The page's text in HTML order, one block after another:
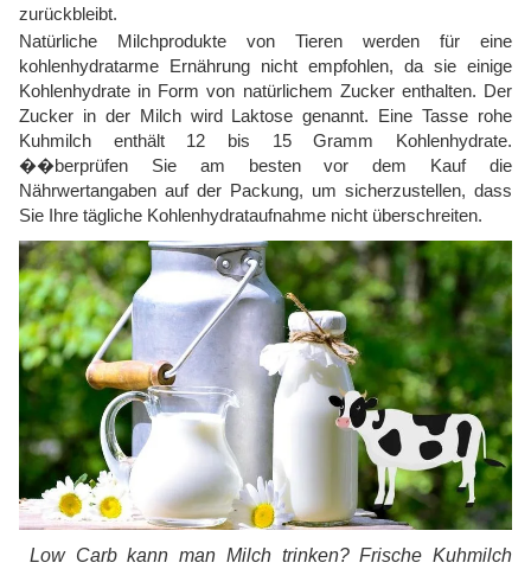
zurückbleibt.
Natürliche Milchprodukte von Tieren werden für eine
kohlenhydratarme Ernährung nicht empfohlen, da sie einige
Kohlenhydrate in Form von natürlichem Zucker enthalten. Der
Zucker in der Milch wird Laktose genannt. Eine Tasse rohe
Kuhmilch enthält 12 bis 15 Gramm Kohlenhydrate.
��berprüfen Sie am besten vor dem Kauf die
Nährwertangaben auf der Packung, um sicherzustellen, dass
Sie Ihre tägliche Kohlenhydrataufnahme nicht überschreiten.
Low Carb kann man Milch trinken? Frische Kuhmilch